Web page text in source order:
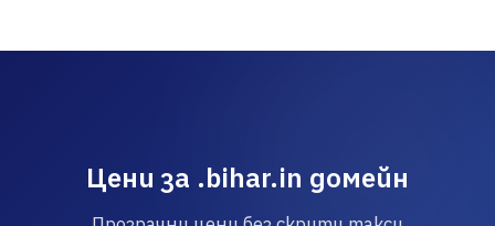
Цени за .bihar.in домейн